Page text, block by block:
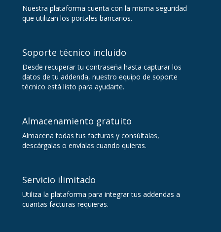
Nuestra plataforma cuenta con la misma seguridad
que utilizan los portales bancarios.
Soporte técnico incluido
Desde recuperar tu contraseña hasta capturar los
datos de tu addenda, nuestro equipo de soporte
técnico está listo para ayudarte.
Almacenamiento gratuito
Almacena todas tus facturas y consúltalas,
descárgalas o envíalas cuando quieras.
Servicio ilimitado
Utiliza la plataforma para integrar tus addendas a
cuantas facturas requieras.